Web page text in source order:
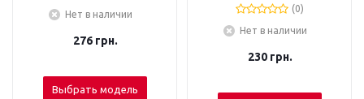
Нет в наличии
276грн.
Выбрать модель
(0)
Нет в наличии
230грн.